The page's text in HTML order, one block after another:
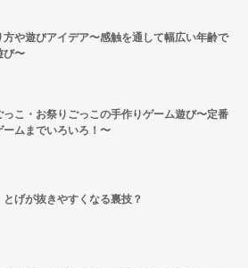
方や遊びアイデア〜感触を通して幅広い年齢で
び〜
っこ・お祭りごっこの手作りゲーム遊び〜定番
ームまでいろいろ！〜
とげが抜きやすくなる裏技？